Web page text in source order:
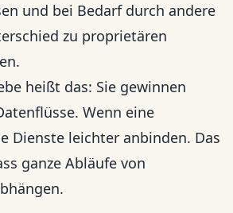
und bei Bedarf durch andere
zu proprietären
heißt das: Sie gewinnen
Wenn eine
Dienste leichter anbinden. Das
ganze Abläufe von